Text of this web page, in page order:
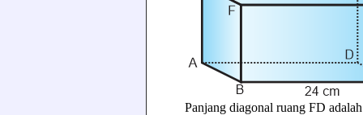
Panjang diagonal ruang FD